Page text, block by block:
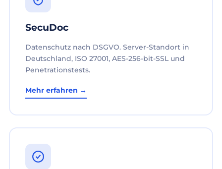
SecuDoc
Datenschutz nach DSGVO. Server-Standort in
Deutschland, ISO 27001, AES-256-bit-SSL und
Penetrationstests.
Mehr erfahren →